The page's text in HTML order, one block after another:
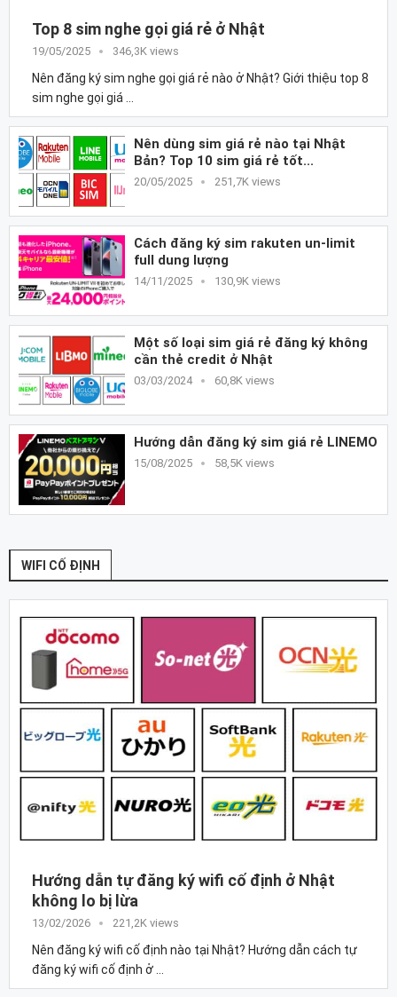
Top 8 sim nghe gọi giá rẻ ở Nhật
19/05/2025 346,3K views
Nên đăng ký sim nghe gọi giá rẻ nào ở Nhật? Giới thiệu top 8
sim nghe gọi giá …
Nên dùng sim giá rẻ nào tại Nhật
Bản? Top 10 sim giá rẻ tốt...
20/05/2025 251,7K views
Cách đăng ký sim rakuten un-limit
full dung lượng
14/11/2025 130,9K views
Một số loại sim giá rẻ đăng ký không
cần thẻ credit ở Nhật
03/03/2024 60,8K views
Hướng dẫn đăng ký sim giá rẻ LINEMO
15/08/2025 58,5K views
WIFI CỐ ĐỊNH
Hướng dẫn tự đăng ký wifi cố định ở Nhật
không lo bị lừa
13/02/2026 221,2K views
Nên đăng ký wifi cố định nào tại Nhật? Hướng dẫn cách tự
đăng ký wifi cố định ở …